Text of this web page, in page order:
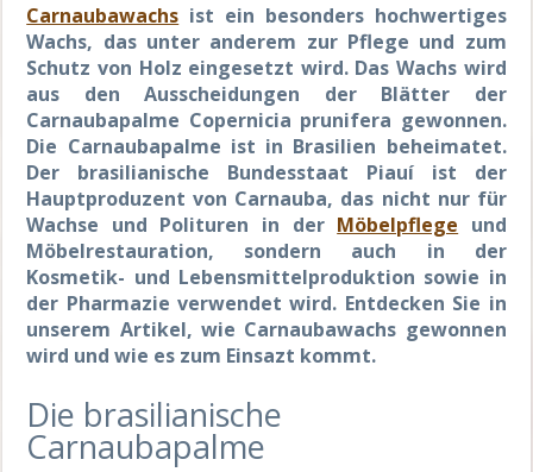
Carnaubawachs ist ein besonders hochwertiges
Wachs, das unter anderem zur Pflege und zum
Schutz von Holz eingesetzt wird. Das Wachs wird
aus den Ausscheidungen der Blätter der
Carnaubapalme Copernicia prunifera gewonnen.
Die Carnaubapalme ist in Brasilien beheimatet.
Der brasilianische Bundesstaat Piauí ist der
Hauptproduzent von Carnauba, das nicht nur für
Wachse und Polituren in der Möbelpflege und
Möbelrestauration, sondern auch in der
Kosmetik- und Lebensmittelproduktion sowie in
der Pharmazie verwendet wird. Entdecken Sie in
unserem Artikel, wie Carnaubawachs gewonnen
wird und wie es zum Einsazt kommt.
Die brasilianische
Carnaubapalme